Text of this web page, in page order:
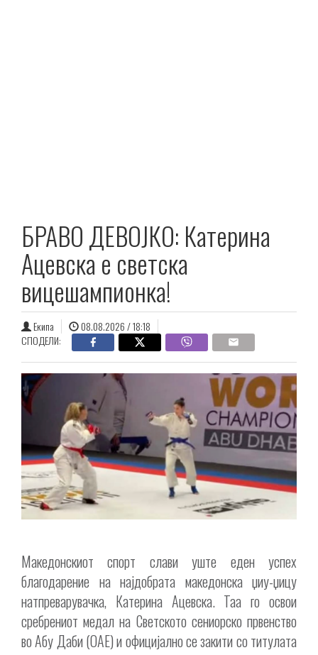
БРАВО ДЕВОЈКО: Катерина
Ацевска е светска
вицешампионка!
Екипа
08.08.2026 / 18:18
СПОДЕЛИ:
Македонскиот спорт слави уште еден успех
благодарение на најдобрата македонска џиу-џицу
натпреварувачка, Катерина Ацевска. Таа го освои
сребрениот медал на Светското сениорско првенство
во Абу Даби (ОАЕ) и официјално се закити со титулата